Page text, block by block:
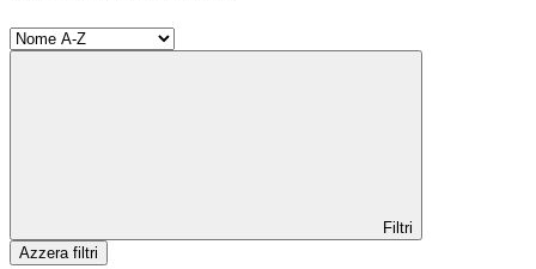
Filtri
Azzera filtri